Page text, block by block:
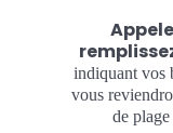
indiquant vos
vous
de plage